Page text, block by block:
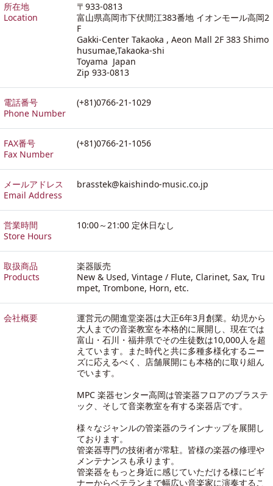
所在地
Location
〒933-0813
富山県高岡市下伏間江383番地 イオンモール高岡2
F
Gakki-Center Takaoka , Aeon Mall 2F 383 Shimo
husumae,Takaoka-shi
Toyama Japan
Zip 933-0813
電話番号
Phone Number
(+81)0766-21-1029
FAX番号
Fax Number
(+81)0766-21-1056
メールアドレス
Email Address
brasstek@kaishindo-music.co.jp
営業時間
Store Hours
10:00～21:00 定休日なし
取扱商品
Products
楽器販売
New & Used, Vintage / Flute, Clarinet, Sax, Tru
mpet, Trombone, Horn, etc.
会社概要
運営元の開進堂楽器は大正6年3月創業。幼児から
大人までの音楽教室を本格的に展開し、現在では
富山・石川・福井県でその生徒数は10,000人を超
えています。また時代と共に多種多様化するニー
ズに応えるべく、店舗展開にも本格的に取り組ん
でいます。
MPC 楽器センター高岡は管楽器フロアのブラステ
ック、そして音楽教室を有する楽器店です。
様々なジャンルの管楽器のラインナップを展開し
ております。
管楽器専門の技術者が常駐。皆様の楽器の修理や
メンテナンスも承ります。
管楽器をもっと身近に感じていただける様にビギ
ナーからベテランまで幅広い音楽家に演奏するこ